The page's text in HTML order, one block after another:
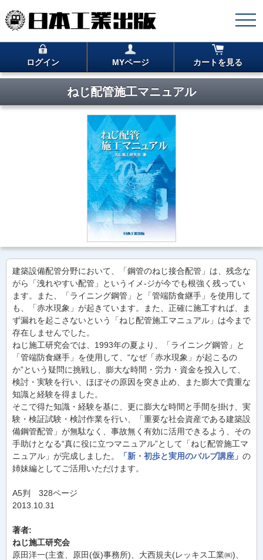
ログイン MYページ カートを見る
ねじ配管施工マニュアル
建築設備配管分野において、「鋼管のねじ接合配管」は、残念な
がら「洩れやすい配管」というイメ-ジが今でも根強く残ってい
ます。また、「ライニング鋼管」と「管端防食継手」を使用して
も、「赤水現象」が起きています。また、正確に施工すれば、ま
ず漏れを起こさないという「ねじ配管施工マニュアル」は今まで
存在しませんでした。
ねじ施工研究会では、1993年の夏より、「ライニング鋼管」と
「管端防食継手」を使用して、“なぜ「赤水現象」が起こるの
か”という疑問に挑戦し、膨大な時間・労力・資金を投入して、
検討・実験を行い、ほぼその原因を突き止め、また膨大で貴重な
知識と経験を得ました。
そこで得た知識・経験を基に、更に膨大な時間と手間を掛け、実
験・検証試験・検討作業を行い、「重要な社会資産である建築設
備鋼管配管」が無駄なく、事故無く有効に活用できるよう、その
手助けとなる“真に役に立つマニュアル”として「ねじ配管施工マ
ニュアル」が完成しました。
「新・初歩と実用のバルブ講座」 の
姉妹編としてご活用いただけます。
A5判 328ページ
2013.10.31
著者:
ねじ施工研究会
原田洋一(主査、原田(仮)事務所)、大西規夫(レッキス工業㈱)、